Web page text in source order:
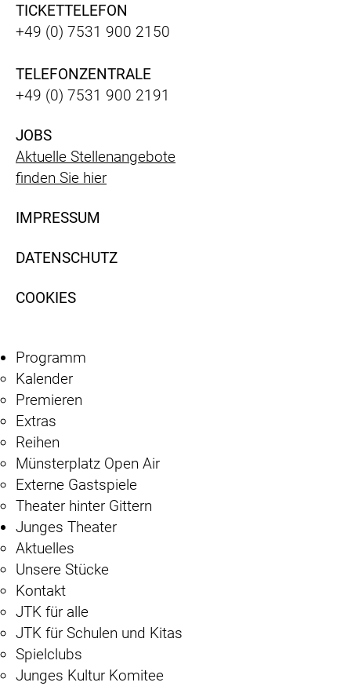
TICKETTELEFON
+49 (0) 7531 900 2150
TELEFONZENTRALE
+49 (0) 7531 900 2191
JOBS
Aktuelle Stellenangebote
finden Sie hier
IMPRESSUM
DATENSCHUTZ
COOKIES
Programm
Kalender
Premieren
Extras
Reihen
Münsterplatz Open Air
Externe Gastspiele
Theater hinter Gittern
Junges Theater
Aktuelles
Unsere Stücke
Kontakt
JTK für alle
JTK für Schulen und Kitas
Spielclubs
Junges Kultur Komitee